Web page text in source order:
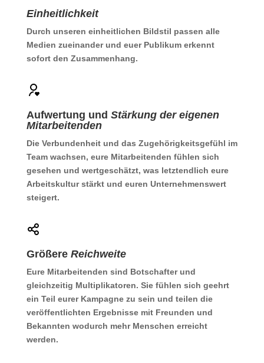
Einheitlichkeit
Durch unseren einheitlichen Bildstil passen alle
Medien zueinander und euer Publikum erkennt
sofort den Zusammenhang.
Aufwertung und Stärkung der eigenen
Mitarbeitenden
Die Verbundenheit und das Zugehörigkeitsgefühl im
Team wachsen, eure Mitarbeitenden fühlen sich
gesehen und wertgeschätzt, was letztendlich eure
Arbeitskultur stärkt und euren Unternehmenswert
steigert.
Größere Reichweite
Eure Mitarbeitenden sind Botschafter und
gleichzeitig Multiplikatoren. Sie fühlen sich geehrt
ein Teil eurer Kampagne zu sein und teilen die
veröffentlichten Ergebnisse mit Freunden und
Bekannten wodurch mehr Menschen erreicht
werden.